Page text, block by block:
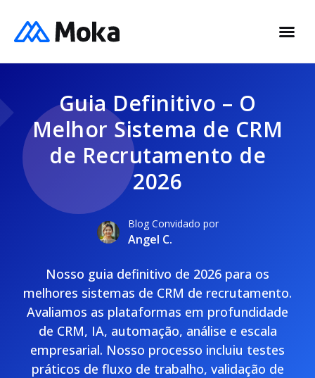
Guia Definitivo – O
Melhor Sistema de CRM
de Recrutamento de
2026
Blog Convidado por
Angel C.
Nosso guia definitivo de 2026 para os
melhores sistemas de CRM de recrutamento.
Avaliamos as plataformas em profundidade
de CRM, IA, automação, análise e escala
empresarial. Nosso processo incluiu testes
práticos de fluxo de trabalho, validação de